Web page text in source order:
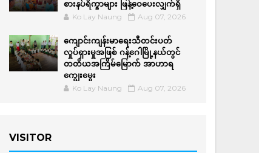
စားနပ်ရိက္ခာများ ဖြန့်ဝေပေးလျှက်ရှိ
Ko Lay Naung Aug 07, 2026
ကျောင်းကျန်းမာရေးသီတင်းပတ်
လှုပ်ရှားမှုအဖြစ် ဂန့်ဂေါမြို့နယ်တွင်
တတိယအကြိမ်မြောက် အာဟာရ
ကျွေးမွေး
Ko Lay Naung Aug 07, 2026
VISITOR